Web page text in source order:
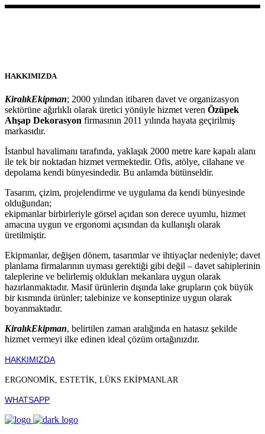
HAKKIMIZDA
KiralıkEkipman; 2000 yılından itibaren davet ve organizasyon
sektörüne ağırlıklı olarak üretici yönüyle hizmet veren Özüpek
Ahşap Dekorasyon firmasının 2011 yılında hayata geçirilmiş
markasıdır.
İstanbul havalimanı tarafında, yaklaşık 2000 metre kare kapalı alanı
ile tek bir noktadan hizmet vermektedir. Ofis, atölye, cilahane ve
depolama kendi bünyesindedir. Bu anlamda bütünseldir.
Tasarım, çizim, projelendirme ve uygulama da kendi bünyesinde
olduğundan;
ekipmanlar birbirleriyle görsel açıdan son derece uyumlu, hizmet
amacına uygun ve ergonomi açısından da kullanışlı olarak
üretilmiştir.
Ekipmanlar, değişen dönem, tasarımlar ve ihtiyaçlar nedeniyle; davet
planlama firmalarının uyması gerektiği gibi değil – davet sahiplerinin
taleplerine ve belirlemiş oldukları mekanlara uygun olarak
hazırlanmaktadır. Masif ürünlerin dışında lake grupların çok büyük
bir kısmında ürünler; talebinize ve konseptinize uygun olarak
boyanmaktadır.
KiralıkEkipman, belirtilen zaman aralığında en hatasız şekilde
hizmet vermeyi ilke edinen ideal çözüm ortağınızdır.
HAKKIMIZDA
ERGONOMİK, ESTETİK, LÜKS EKİPMANLAR
WHATSAPP